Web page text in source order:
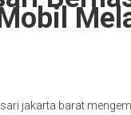
jakarta barat